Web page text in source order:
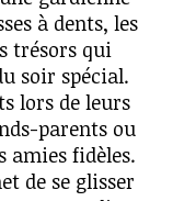
à dents, les
trésors qui
soir spécial.
lors de leurs
parents ou
amies fidèles.
de se glisser